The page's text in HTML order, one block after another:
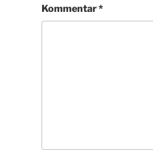
Kommentar*